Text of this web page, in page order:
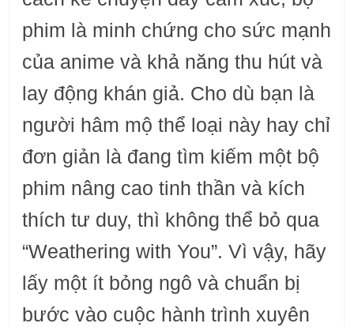
phim là minh chứng cho sức mạnh
của anime và khả năng thu hút và
lay động khán giả. Cho dù bạn là
người hâm mộ thể loại này hay chỉ
đơn giản là đang tìm kiếm một bộ
phim nâng cao tinh thần và kích
thích tư duy, thì không thể bỏ qua
“Weathering with You”. Vì vậy, hãy
lấy một ít bỏng ngô và chuẩn bị
bước vào cuộc hành trình xuyên